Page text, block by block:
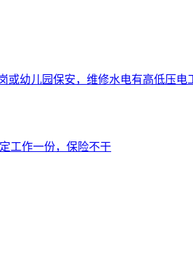
幼儿园保安，维修水电有高低压电
工作一份，保险不干